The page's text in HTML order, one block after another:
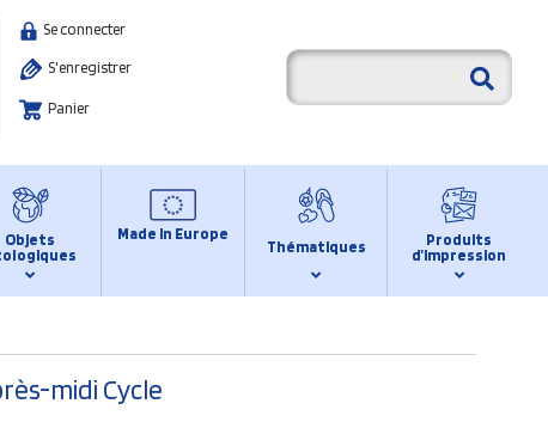
Se connecter
S'enregistrer
Panier
Objets
Made in Europe
Thématiques
Produits
d’impression
midi Cycle